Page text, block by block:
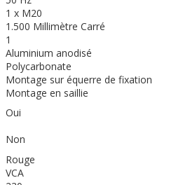
1 x M20
1.500 Millimètre Carré
1
Aluminium anodisé
Polycarbonate
Montage sur équerre de fixation
Montage en saillie
Oui
Non
Rouge
VCA